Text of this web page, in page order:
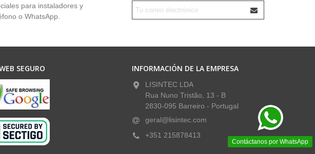
para instaladores y
o WhatsApp.
Contáctanos por WhatsApp
SEGURO INFORMACIÓN DE LA EMPRESA
LISINTEC LDA
Rua Nuno Tristão, 13 - B
2830-095 Barreiro - Portugal
geral@lisintec.com
+351 215878413